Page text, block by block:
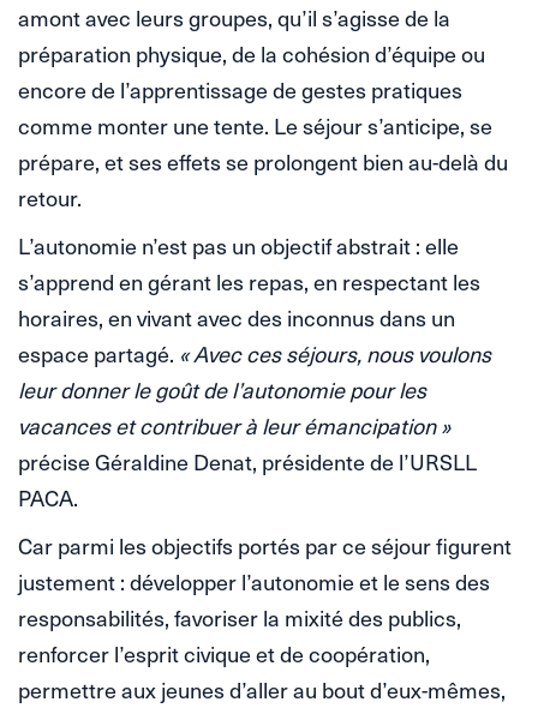
amont avec leurs groupes, qu’il s’agisse de la
préparation physique, de la cohésion d’équipe ou
encore de l’apprentissage de gestes pratiques
comme monter une tente. Le séjour s’anticipe, se
prépare, et ses effets se prolongent bien au-delà du
retour.
L’autonomie n’est pas un objectif abstrait : elle
s’apprend en gérant les repas, en respectant les
horaires, en vivant avec des inconnus dans un
espace partagé. « Avec ces séjours, nous voulons
leur donner le goût de l’autonomie pour les
vacances et contribuer à leur émancipation »
précise Géraldine Denat, présidente de l’URSLL
PACA.
Car parmi les objectifs portés par ce séjour figurent
justement : développer l’autonomie et le sens des
responsabilités, favoriser la mixité des publics,
renforcer l’esprit civique et de coopération,
permettre aux jeunes d’aller au bout d’eux-mêmes,